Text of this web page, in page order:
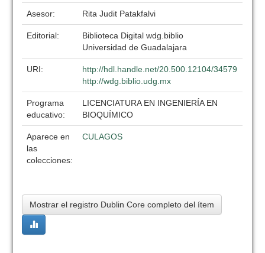
Asesor: Rita Judit Patakfalvi
Editorial:
Biblioteca Digital wdg.biblio
Universidad de Guadalajara
URI:
http://hdl.handle.net/20.500.12104/34579
http://wdg.biblio.udg.mx
Programa
educativo:
LICENCIATURA EN INGENIERÍA EN
BIOQUÍMICO
Aparece en
las
colecciones:
CULAGOS
Mostrar el registro Dublin Core completo del ítem